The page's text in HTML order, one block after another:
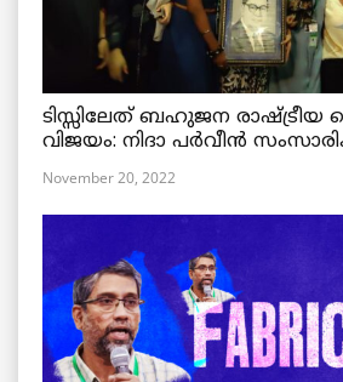
ടിസ്സിലേത് ബഹുജന രാഷ്ട്രീയ
വിജയം: നിദാ പർവീൻ
November 20, 2022